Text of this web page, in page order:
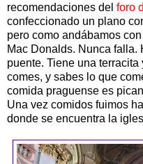
recomendaciones del foro
confeccionado un plano
pero como andábamos
Mac Donalds. Nunca falla.
puente. Tiene una
comes, y sabes lo que
comida praguense es
Una vez comidos fuimos
donde se encuentra la